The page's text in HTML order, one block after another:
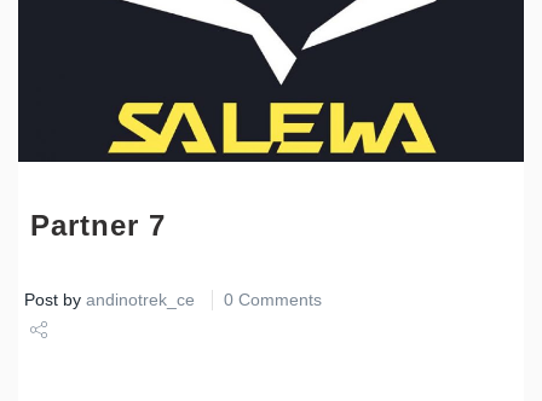
Partner 7
Post by andinotrek_ce 0 Comments